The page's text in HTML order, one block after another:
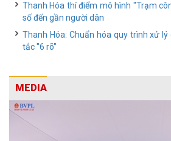
Thanh Hóa thí điểm mô hình "Trạm
số đến gần người dân
Thanh Hóa: Chuẩn hóa quy trình xử
tắc "6 rõ"
MEDIA